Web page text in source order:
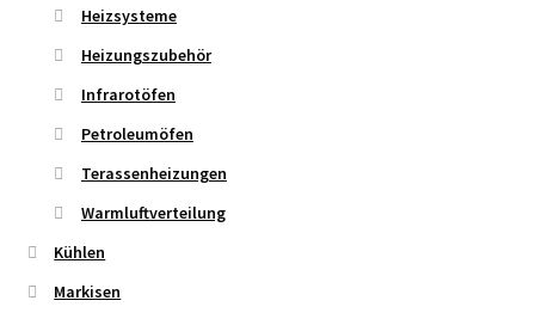
Heizsysteme
Heizungszubehör
Infrarotöfen
Petroleumöfen
Terassenheizungen
Warmluftverteilung
Kühlen
Markisen